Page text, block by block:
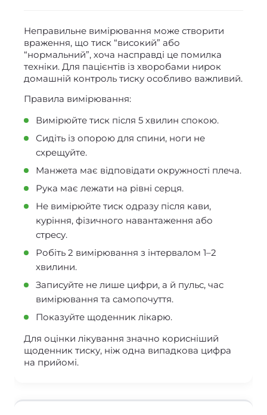
Неправильне вимірювання може створити
враження, що тиск “високий” або
“нормальний”, хоча насправді це помилка
техніки. Для пацієнтів із хворобами нирок
домашній контроль тиску особливо важливий.
Правила вимірювання:
Вимірюйте тиск після 5 хвилин спокою.
Сидіть із опорою для спини, ноги не
схрещуйте.
Манжета має відповідати окружності плеча.
Рука має лежати на рівні серця.
Не вимірюйте тиск одразу після кави,
куріння, фізичного навантаження або
стресу.
Робіть 2 вимірювання з інтервалом 1–2
хвилини.
Записуйте не лише цифри, а й пульс, час
вимірювання та самопочуття.
Показуйте щоденник лікарю.
Для оцінки лікування значно корисніший
щоденник тиску, ніж одна випадкова цифра
на прийомі.